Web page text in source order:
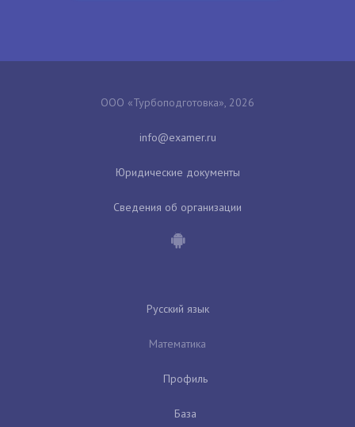
ООО «Турбоподготовка», 2026
Юридические документы
Сведения об организации
Русский язык
Математика
Профиль
База